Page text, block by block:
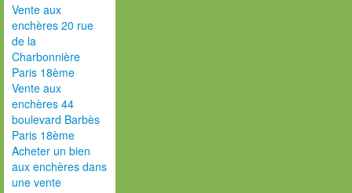
Vente aux
enchères 20 rue
de la
Charbonnière
Paris 18ème
Vente aux
enchères 44
boulevard Barbès
Paris 18ème
Acheter un bien
aux enchères dans
une vente